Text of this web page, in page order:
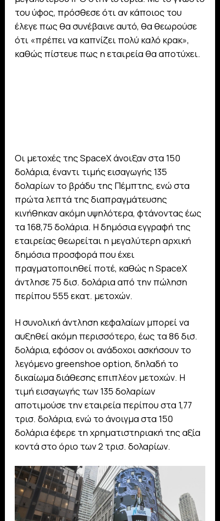
του ύφος, πρόσθεσε ότι αν κάποιος του
έλεγε πως θα συνέβαινε αυτό, θα θεωρούσε
ότι «πρέπει να καπνίζει πολύ καλό κρακ»,
καθώς πίστευε πως η εταιρεία θα αποτύχει.
Οι μετοχές της SpaceX άνοιξαν στα 150
δολάρια, έναντι τιμής εισαγωγής 135
δολαρίων το βράδυ της Πέμπτης, ενώ στα
πρώτα λεπτά της διαπραγμάτευσης
κινήθηκαν ακόμη υψηλότερα, φτάνοντας έως
τα 168,75 δολάρια. Η δημόσια εγγραφή της
εταιρείας θεωρείται η μεγαλύτερη αρχική
δημόσια προσφορά που έχει
πραγματοποιηθεί ποτέ, καθώς η SpaceX
άντλησε 75 δισ. δολάρια από την πώληση
περίπου 555 εκατ. μετοχών.
Η συνολική άντληση κεφαλαίων μπορεί να
αυξηθεί ακόμη περισσότερο, έως τα 86 δισ.
δολάρια, εφόσον οι ανάδοχοι ασκήσουν το
λεγόμενο greenshoe option, δηλαδή το
δικαίωμα διάθεσης επιπλέον μετοχών. Η
τιμή εισαγωγής των 135 δολαρίων
αποτιμούσε την εταιρεία περίπου στα 1,77
τρισ. δολάρια, ενώ το άνοιγμα στα 150
δολάρια έφερε τη χρηματιστηριακή της αξία
κοντά στο όριο των 2 τρισ. δολαρίων.